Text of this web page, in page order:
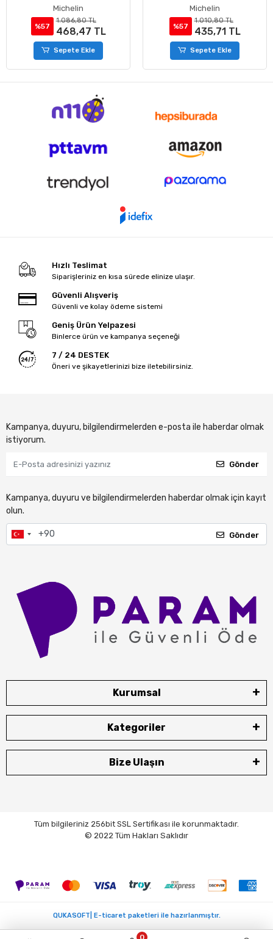
%57
1.010,80 TL
435,71 TL
Sepete Ekle
%57
965,20 TL
416,05 TL
Sepete Ekle
Hızlı Teslimat
Siparişleriniz en kısa sürede elinize ulaşır.
Güvenli Alışveriş
Güvenli ve kolay ödeme sistemi
Geniş Ürün Yelpazesi
Binlerce ürün ve kampanya seçeneği
7 / 24 DESTEK
Öneri ve şikayetlerinizi bize iletebilirsiniz.
Kampanya, duyuru, bilgilendirmelerden e-posta ile haberdar olmak
istiyorum.
Gönder
Kampanya, duyuru ve bilgilendirmelerden haberdar olmak için kayıt
olun.
Gönder
Kurumsal
Kategoriler
Bize Ulaşın
Tüm bilgileriniz 256bit SSL Sertifikası ile korunmaktadır.
© 2022 Tüm Hakları Saklıdır
0
QUKASOFT| E-ticaret paketleri ile hazırlanmıştır.